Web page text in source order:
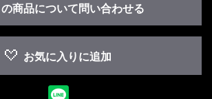
商品について問い合わせる
お気に入りに追加